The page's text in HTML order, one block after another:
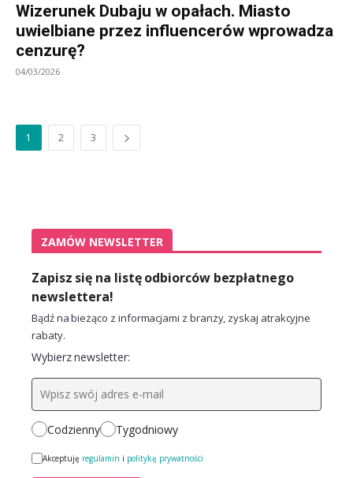
Wizerunek Dubaju w opałach. Miasto
uwielbiane przez influencerów wprowadza
cenzurę?
04/03/2026
1 2 3
ZAMÓW NEWSLETTER
Zapisz się na listę odbiorców bezpłatnego
newslettera!
Bądź na bieżąco z informacjami z branży, zyskaj atrakcyjne
rabaty.
Wybierz newsletter:
Codzienny Tygodniowy
Akceptuję regulamin i politykę prywatności